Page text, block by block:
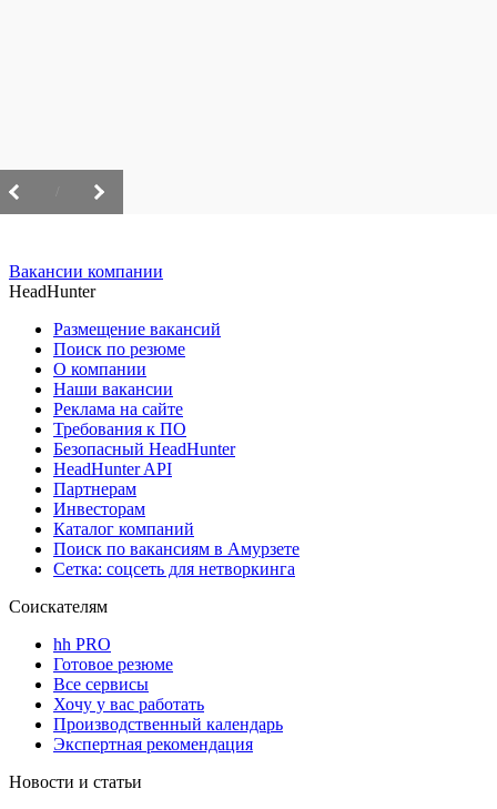
Вакансии компании
HeadHunter
Размещение вакансий
Поиск по резюме
О компании
Наши вакансии
Реклама на сайте
Требования к ПО
Безопасный HeadHunter
HeadHunter API
Партнерам
Инвесторам
Каталог компаний
Поиск по вакансиям в Амурзете
Сетка: соцсеть для нетворкинга
Соискателям
hh PRO
Готовое резюме
Все сервисы
Хочу у вас работать
Производственный календарь
Экспертная рекомендация
Новости и статьи